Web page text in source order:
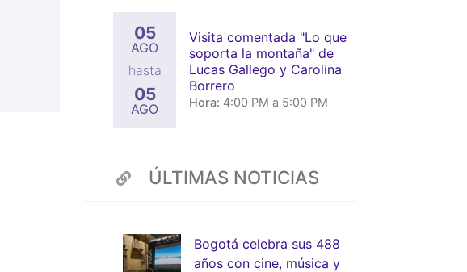
05
AGO
hasta
05
AGO
Visita comentada "Lo que
soporta la montaña" de
Lucas Gallego y Carolina
Borrero
Hora: 4:00 PM a 5:00 PM
ÚLTIMAS NOTICIAS
Bogotá celebra sus 488
años con cine, música y